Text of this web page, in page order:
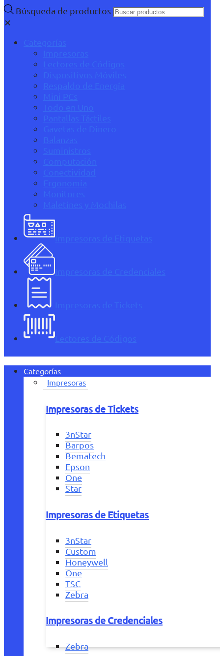
Búsqueda de productos
✕
Categorías
Impresoras
Lectores de Códigos
Dispositivos Móviles
Respaldo de Energía
Mini PCs
Todo en Uno
Pantallas Táctiles
Gavetas de Dinero
Balanzas
Suministros
Computación
Conectividad
Ergonomía
Monitores
Maletines y Mochilas
Impresoras de Etiquetas
Impresoras de Credenciales
Impresoras de Tickets
Lectores de Códigos
Categorías
Impresoras
Impresoras de Tickets
3nStar
Barpos
Bematech
Epson
One
Star
Impresoras de Etiquetas
3nStar
Custom
Honeywell
One
TSC
Zebra
Impresoras de Credenciales
Zebra